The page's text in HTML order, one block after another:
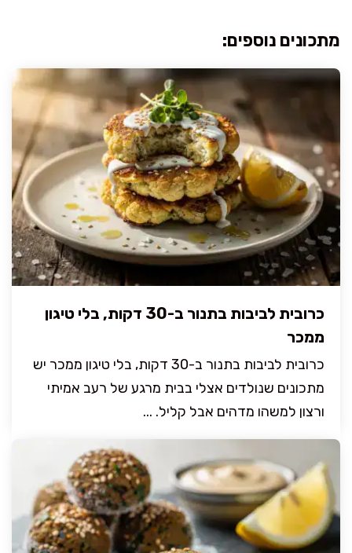
מתכונים נוספים:
כרובית לביבות בתנור ב-30 דקות, בלי טיגון
ממכר
כרובית לביבות בתנור ב-30 דקות, בלי טיגון ממכר יש
מתכונים שנולדים אצלי בבית מרגע של רעב אמיתי
ורצון למשהו מדהים אבל קליל. ...